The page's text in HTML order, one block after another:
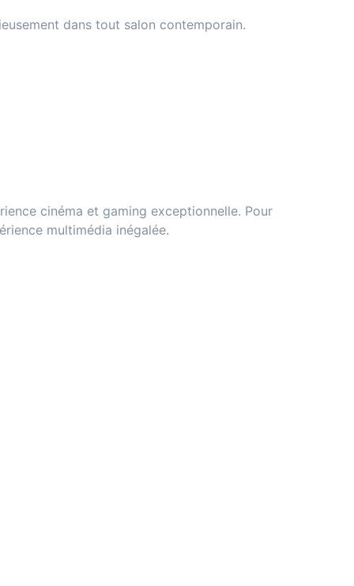
dans tout salon contemporain.
cinéma et gaming exceptionnelle. Pour
multimédia inégalée.